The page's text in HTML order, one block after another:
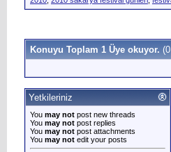
Konuyu Toplam 1 Üye okuyor.
Yetkileriniz
You may not post new threads
You may not post replies
You may not post attachments
You may not edit your posts